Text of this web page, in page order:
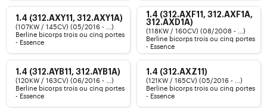
1.4 (312.AXY11, 312.AXY1A)
(107KW / 145CV) (05/2016 - ...)
Berline bicorps trois ou cinq portes
- Essence
1.4 (312.AXF11, 312.AXF1A,
312.AXD1A)
(118KW / 160CV) (08/2008 - ...)
Berline bicorps trois ou cinq portes
- Essence
1.4 (312.AYB11, 312.AYB1A)
(120KW / 163CV) (06/2016 - ...)
Berline bicorps trois ou cinq portes
- Essence
1.4 (312.AXZ11)
(121KW / 165CV) (05/2016 - ...)
Berline bicorps trois ou cinq portes
- Essence